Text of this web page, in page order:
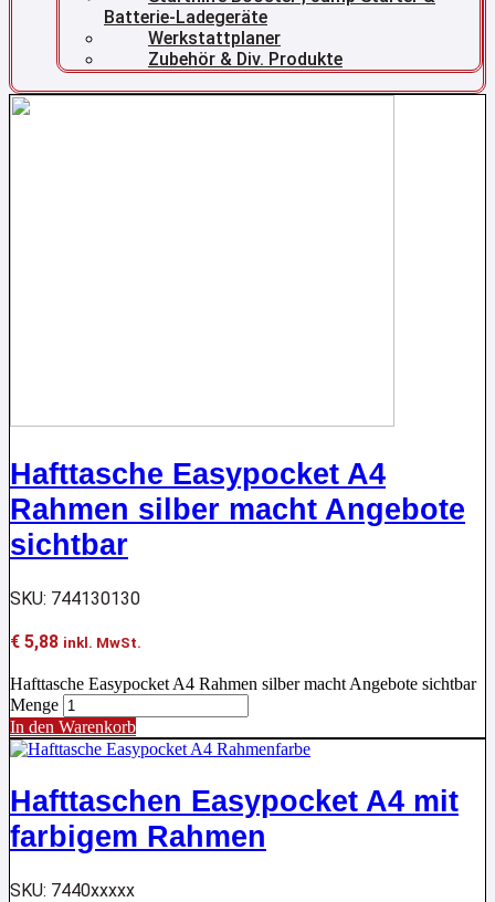
Batterie-Ladegeräte
Werkstattplaner
Zubehör & Div. Produkte
Hafttasche Easypocket A4
Rahmen silber macht Angebote
sichtbar
SKU: 744130130
€ 5,88 inkl. MwSt.
Hafttasche Easypocket A4 Rahmen silber macht Angebote sichtbar
Menge
In den Warenkorb
Hafttaschen Easypocket A4 mit
farbigem Rahmen
SKU: 7440xxxxx